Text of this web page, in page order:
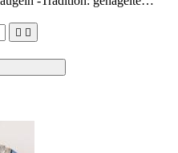
leichtes Holzgehäuse...
Spieler, die den Musette-
 